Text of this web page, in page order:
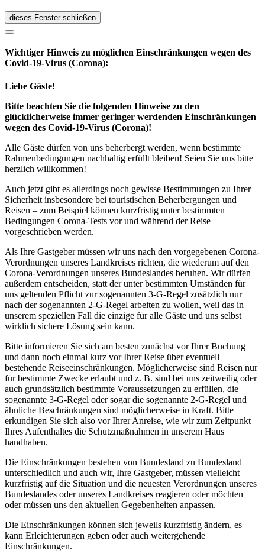
dieses Fenster schließen
Wichtiger Hinweis zu möglichen Ein­schränk­ungen wegen des
Covid-19-Virus (Corona):
Liebe Gäste!
Bitte beachten Sie die folgenden Hinweise zu den
glücklicherweise immer geringer werdenden Einschränkungen
wegen des Covid-19-Virus (Corona)!
Alle Gäste dürfen von uns beherbergt werden, wenn bestimmte
Rahmenbedingungen nachhaltig erfüllt bleiben! Seien Sie uns bitte
herzlich willkommen!
Auch jetzt gibt es allerdings noch gewisse Bestimmungen zu Ihrer
Sicherheit insbesondere bei touristischen Beherbergungen und
Reisen – zum Beispiel können kurzfristig unter bestimmten
Bedingungen Corona-Tests vor und während der Reise
vorgeschrieben werden.
Als Ihre Gastgeber müssen wir uns nach den vorgegebenen Corona-
Verordnungen unseres Landkreises richten, die wiederum auf den
Corona-Verordnungen unseres Bundeslandes beruhen. Wir dürfen
außerdem entscheiden, statt der unter bestimmten Umständen für
uns geltenden Pflicht zur sogenannten 3-G-Regel zusätzlich nur
nach der sogenannten 2-G-Regel arbeiten zu wollen, weil das in
unserem speziellen Fall die einzige für alle Gäste und uns selbst
wirklich sichere Lösung sein kann.
Bitte informieren Sie sich am besten zunächst vor Ihrer Buchung
und dann noch einmal kurz vor Ihrer Reise über eventuell
bestehende Reiseeinschränkungen. Möglicherweise sind Reisen nur
für bestimmte Zwecke erlaubt und z. B. sind bei uns zeitweilig oder
auch grundsätzlich bestimmte Voraussetzungen zu erfüllen, die
sogenannte 3-G-Regel oder sogar die sogenannte 2-G-Regel und
ähnliche Beschränkungen sind möglicherweise in Kraft. Bitte
erkundigen Sie sich also vor Ihrer Anreise, wie wir zum Zeitpunkt
Ihres Aufenthaltes die Schutzmaßnahmen in unserem Haus
handhaben.
Die Einschränkungen bestehen von Bundesland zu Bundesland
unterschiedlich und auch wir, Ihre Gastgeber, müssen vielleicht
kurzfristig auf die Situation und die neuesten Verordnungen unseres
Bundeslandes oder unseres Landkreises reagieren oder möchten
oder müssen uns den aktuellen Gegebenheiten anpassen.
Die Einschränkungen können sich jeweils kurzfristig ändern, es
kann Erleichterungen geben oder auch weitergehende
Einschränkungen.